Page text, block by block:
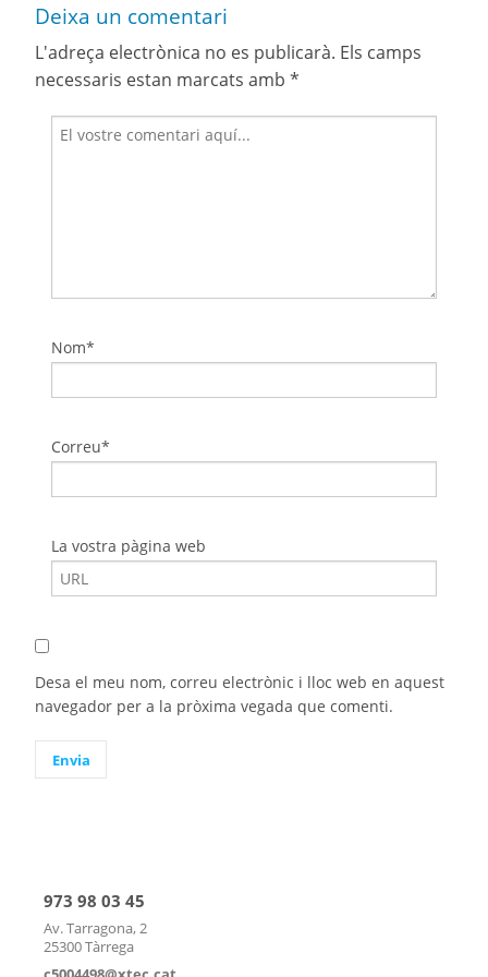
Deixa un comentari
L'adreça electrònica no es publicarà. Els camps
necessaris estan marcats amb *
Nom*
Correu*
La vostra pàgina web
Desa el meu nom, correu electrònic i lloc web en aquest
navegador per a la pròxima vegada que comenti.
973 98 03 45
Av. Tarragona, 2
25300 Tàrrega